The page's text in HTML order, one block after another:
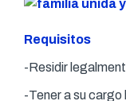
Requisitos
-Residir
-Tener a su